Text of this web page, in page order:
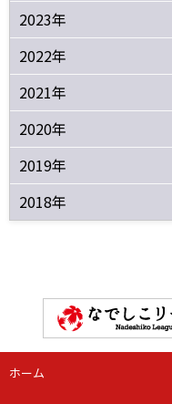
2023年
2022年
2021年
2020年
2019年
2018年
ホーム